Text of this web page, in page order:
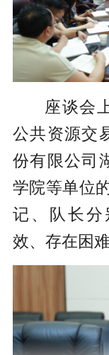
座谈会
公共资源交
份有限公司
学院等单位
记、队长分
效、存在困